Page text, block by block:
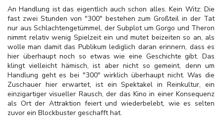
An Handlung ist das eigentlich auch schon alles. Kein Witz: Die
fast zwei Stunden von "300" bestehen zum Großteil in der Tat
nur aus Schlachtengetümmel, der Subplot um Gorgo und Theron
nimmt relativ wenig Spielzeit ein und mutet beizeiten so an, als
wolle man damit das Publikum lediglich daran erinnern, dass es
hier überhaupt noch so etwas wie eine Geschichte gibt. Das
klingt vielleicht hämisch, ist aber nicht so gemeint, denn um
Handlung geht es bei "300" wirklich überhaupt nicht. Was die
Zuschauer hier erwartet, ist ein Spektakel in Reinkultur, ein
einzigartiger visueller Rausch, der das Kino in einer Konsequenz
als Ort der Attraktion feiert und wiederbelebt, wie es selten
zuvor ein Blockbuster geschafft hat.